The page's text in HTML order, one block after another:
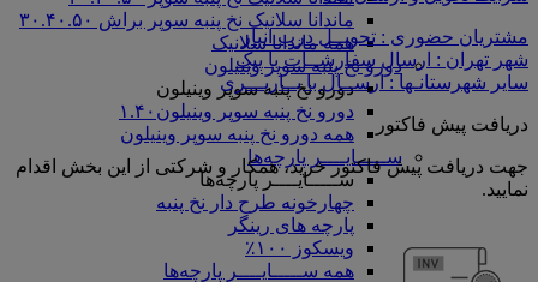
ماندانا سلانیک نخ پنبه سوپر براش ۳۰.۴۰.۵۰
همه ماندانا سلانیک
دورو نخ پنبه سوپر وینیلون
دورو نخ پنبه سوپر وینیلون
دورو نخ پنبه سوپر وینیلون۱.۴۰
همه دورو نخ پنبه سوپر وینیلون
ســـــایــــر پارچه‌ها
ســـــایــــر پارچه‌ها
چهارخونه طرح دار نخ پنبه
پارچه های رینگر
ویسکوز ۱۰۰٪
همه ســـــایــــر پارچه‌ها
مشتریان حضوری : تحویــل درب انبار
شهر تهران : ارسال سفارشــات با پیک
سایر شهرستانـها : ارســال با بــاربـــری
دریافت پیش فاکتور
جهت دریافت پیش فاکتور خرید، همکار و شرکتی از این بخش اقدام
نمایید.